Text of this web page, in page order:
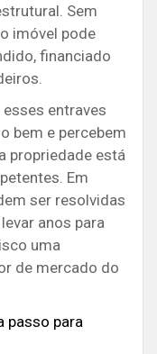
Sem
imóvel pode
financiado
entraves
bem e percebem
propriedade está
Em
ser resolvidas
anos para
uma
de mercado do
passo para